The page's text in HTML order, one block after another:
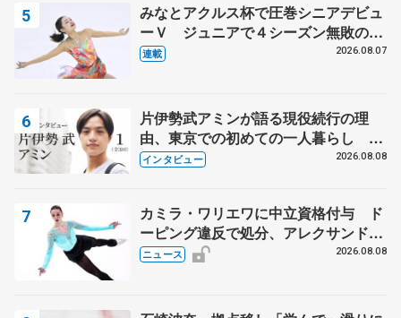
みなとアクルス杯で圧巻シニアデビュ
ーＶ ジュニアで４シーズン無敗の島
田麻央
連載 2026.08.07
片伊勢武アミンが語る現役続行の理
由、東京での初めての一人暮らし 注
目スケーターの「今」に迫る
インタビュー 2026.08.08
カミラ・ワリエワに中立資格付与 ド
ーピング違反で処分、アレクサンド
ラ・イグナトワも
ニュース 2026.08.08